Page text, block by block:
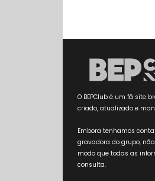
O BEPClub é um fã site
criado, atualizado e
Embora tenhamos
gravadora do grupo,
modo que todas as
consulta.